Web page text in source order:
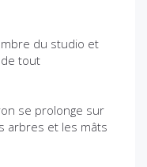
du studio et
tout
se prolonge sur
arbres et les mâts